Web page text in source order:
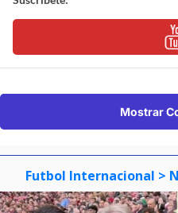
Mostrar
Futbol Internacional >